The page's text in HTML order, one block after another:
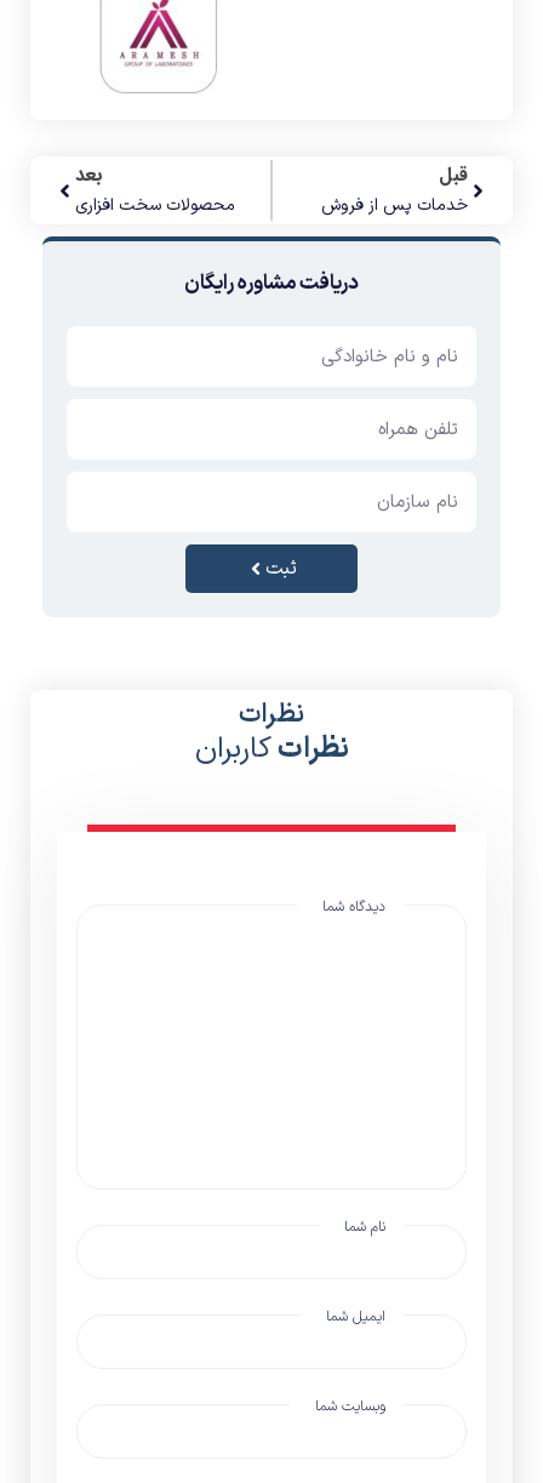
قبل
خدمات پس از فروش
بعد
محصولات سخت افزاری
دریافت مشاوره رایگان
ثبت
نظرات
نظراتکاربران
دیدگاه شما
نام شما
ایمیل شما
وبسایت شما